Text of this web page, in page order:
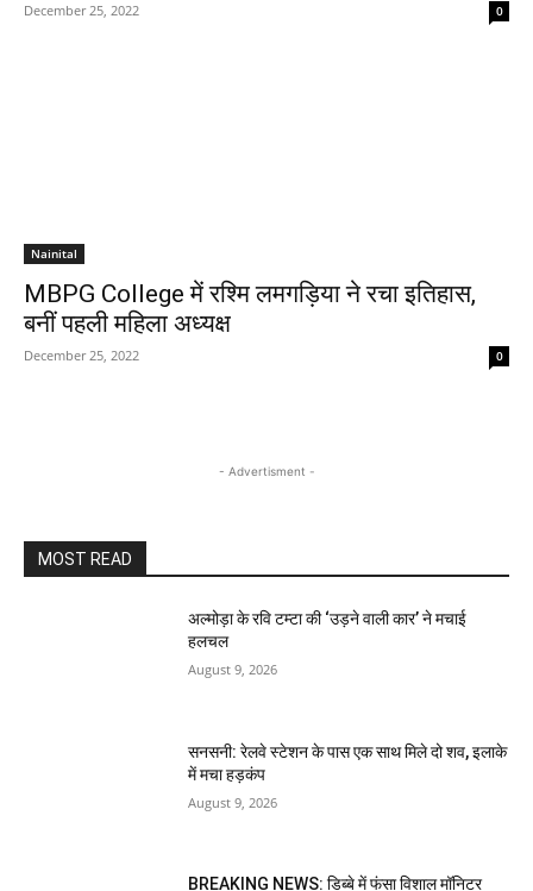
December 25, 2022 0
Nainital
MBPG College में रश्मि लमगड़िया ने रचा इतिहास,
बनीं पहली महिला अध्यक्ष
December 25, 2022 0
- Advertisment -
MOST READ
अल्मोड़ा के रवि टम्टा की ‘उड़ने वाली कार’ ने मचाई
हलचल
August 9, 2026
सनसनी: रेलवे स्टेशन के पास एक साथ मिले दो शव, इलाके
में मचा हड़कंप
August 9, 2026
BREAKING NEWS: डिब्बे में फंसा विशाल मॉनिटर